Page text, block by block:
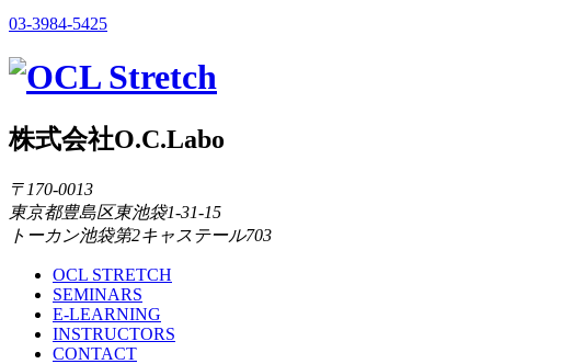
03-3984-5425
株式会社O.C.Labo
〒170-0013
東京都豊島区東池袋1-31-15
トーカン池袋第2キャステール703
OCL STRETCH
SEMINARS
E-LEARNING
INSTRUCTORS
CONTACT